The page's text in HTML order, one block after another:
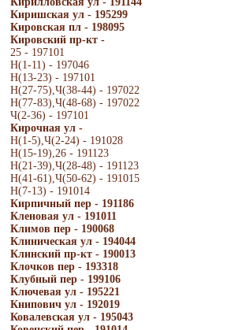
Киришская ул - 195299
Кировская пл - 198095
Кировский пр-кт -
25 - 197101
Н(1-11) - 197046
Н(13-23) - 197101
Н(27-75),Ч(38-44) - 197022
Н(77-83),Ч(48-68) - 197022
Ч(2-36) - 197101
Кирочная ул -
Н(1-5),Ч(2-24) - 191028
Н(15-19),26 - 191123
Н(21-39),Ч(28-48) - 191123
Н(41-61),Ч(50-62) - 191015
Н(7-13) - 191014
Кирпичный пер - 191186
Кленовая ул - 191011
Климов пер - 190068
Клиническая ул - 194044
Клинский пр-кт - 190013
Клочков пер - 193318
Клубный пер - 199106
Ключевая ул - 195221
Книпович ул - 192019
Ковалевская ул - 195043